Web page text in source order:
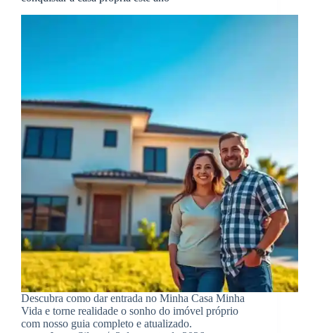
Descubra como dar entrada no Minha Casa Minha
Vida e torne realidade o sonho do imóvel próprio
com nosso guia completo e atualizado.